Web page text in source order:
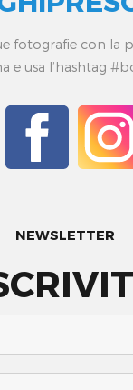
fotografie con la
e usa l’hashtag
NEWSLETTER